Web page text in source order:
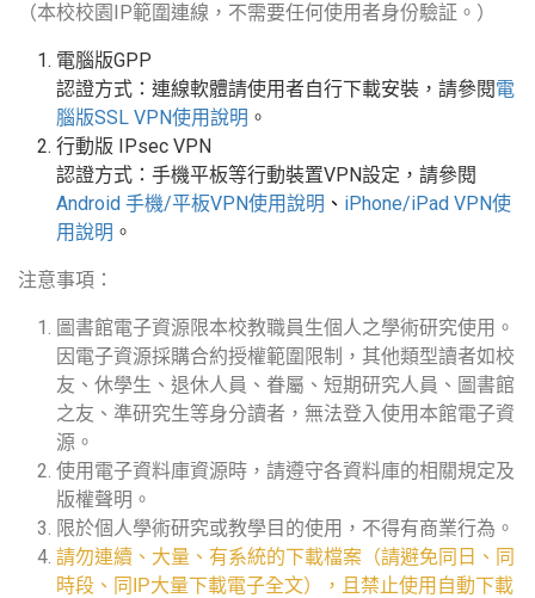
（本校校園IP範圍連線，不需要任何使用者身份驗証。）
電腦版GPP
認證方式：連線軟體請使用者自行下載安裝，請參閱電
腦版SSL VPN使用說明 。
行動版
IPsec VPN
認證方式：手機平板等行動裝置VPN設定 ，請參閱
Android 手機/平板VPN使用說明 、 iPhone/iPad VPN使
用說明 。
注意事項：
圖書館電子資源限本校教職員生個人之學術研究使用。
因電子資源採購合約授權範圍限制，其他類型讀者如校
友、休學生、退休人員、眷屬、短期研究人員、圖書館
之友、準研究生等身分讀者，無法登入使用本館電子資
源。
使用電子資料庫資源時，請遵守各資料庫的相關規定及
版權聲明。
限於個人學術研究或教學目的使用，不得有商業行為。
請勿連續、大量、有系統的下載檔案（請避免同日、同
時段、同IP大量下載電子全文），且禁止使用自動下載